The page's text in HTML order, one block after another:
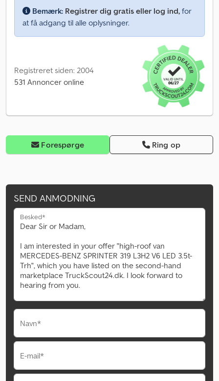
Bemærk: Registrer dig gratis eller log ind, for
at få adgang til alle oplysninger.
Registreret siden: 2004
531 Annoncer online
Forespørge Ring op
SEND ANMODNING
Besked*
Navn*
E-mail*